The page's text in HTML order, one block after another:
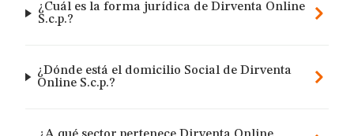
¿Cuál es la forma jurídica de Dirventa Online
S.c.p.?
¿Dónde está el domicilio Social de Dirventa
Online S.c.p.?